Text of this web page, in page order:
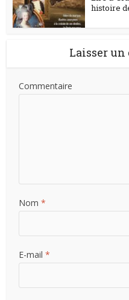
histoire
Laisser
Commentaire
Nom*
E-mail*